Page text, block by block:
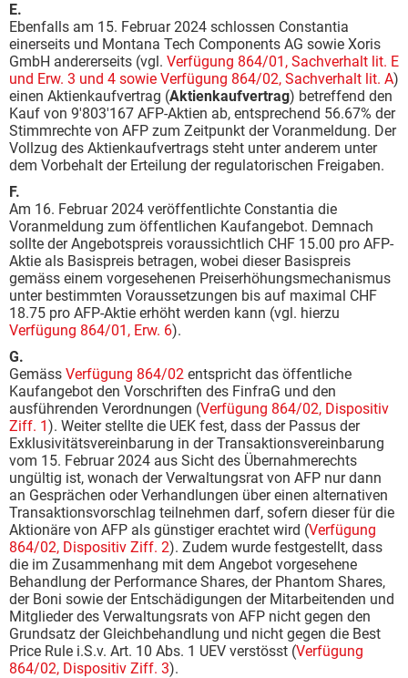
E.
Ebenfalls am 15. Februar 2024 schlossen Constantia
einerseits und Montana Tech Components AG sowie Xoris
GmbH andererseits (vgl. Verfügung 864/01, Sachverhalt lit. E
und Erw. 3 und 4 sowie Verfügung 864/02, Sachverhalt lit. A)
einen Aktienkaufvertrag (Aktienkaufvertrag) betreffend den
Kauf von 9'803'167 AFP-Aktien ab, entsprechend 56.67% der
Stimmrechte von AFP zum Zeitpunkt der Voranmeldung. Der
Vollzug des Aktienkaufvertrags steht unter anderem unter
dem Vorbehalt der Erteilung der regulatorischen Freigaben.
F.
Am 16. Februar 2024 veröffentlichte Constantia die
Voranmeldung zum öffentlichen Kaufangebot. Demnach
sollte der Angebotspreis voraussichtlich CHF 15.00 pro AFP-
Aktie als Basispreis betragen, wobei dieser Basispreis
gemäss einem vorgesehenen Preiserhöhungsmechanismus
unter bestimmten Voraussetzungen bis auf maximal CHF
18.75 pro AFP-Aktie erhöht werden kann (vgl. hierzu
Verfügung 864/01, Erw. 6).
G.
Gemäss Verfügung 864/02 entspricht das öffentliche
Kaufangebot den Vorschriften des FinfraG und den
ausführenden Verordnungen (Verfügung 864/02, Dispositiv
Ziff. 1). Weiter stellte die UEK fest, dass der Passus der
Exklusivitätsvereinbarung in der Transaktionsvereinbarung
vom 15. Februar 2024 aus Sicht des Übernahmerechts
ungültig ist, wonach der Verwaltungsrat von AFP nur dann
an Gesprächen oder Verhandlungen über einen alternativen
Transaktionsvorschlag teilnehmen darf, sofern dieser für die
Aktionäre von AFP als günstiger erachtet wird (Verfügung
864/02, Dispositiv Ziff. 2). Zudem wurde festgestellt, dass
die im Zusammenhang mit dem Angebot vorgesehene
Behandlung der Performance Shares, der Phantom Shares,
der Boni sowie der Entschädigungen der Mitarbeitenden und
Mitglieder des Verwaltungsrats von AFP nicht gegen den
Grundsatz der Gleichbehandlung und nicht gegen die Best
Price Rule i.S.v. Art. 10 Abs. 1 UEV verstösst (Verfügung
864/02, Dispositiv Ziff. 3).